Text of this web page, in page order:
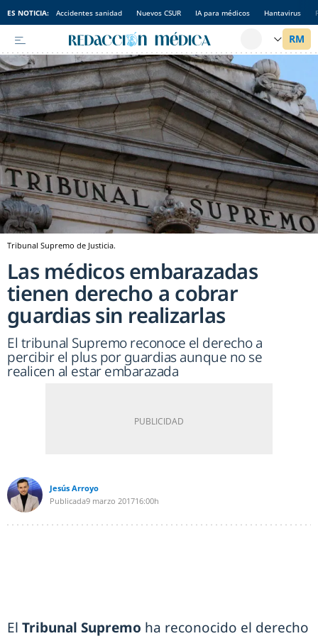
ES NOTICIA: Accidentes sanidad Nuevos CSUR IA para médicos Hantavirus
Tribunal Supremo de Justicia.
Las médicos embarazadas
tienen derecho a cobrar
guardias sin realizarlas
El tribunal Supremo reconoce el derecho a
percibir el plus por guardias aunque no se
realicen al estar embarazada
Jesús Arroyo
Publicada9 marzo 201716:00h
El Tribunal Supremo ha reconocido el derecho